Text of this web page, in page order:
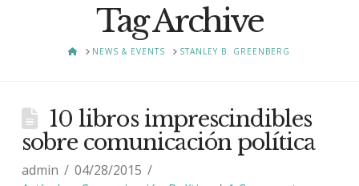
Tag Archive
HOMENEWS & EVENTS STANLEY B. GREENBERG
10 libros imprescindibles
sobre comunicación política
admin
04/28/2015